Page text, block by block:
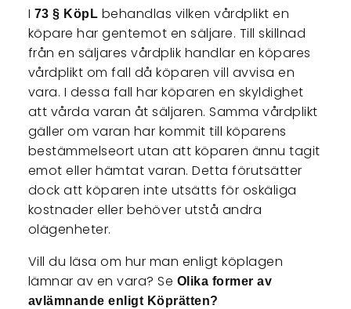
I 73 § KöpL behandlas vilken vårdplikt en
köpare har gentemot en säljare. Till skillnad
från en säljares vårdplik handlar en köpares
vårdplikt om fall då köparen vill avvisa en
vara. I dessa fall har köparen en skyldighet
att vårda varan åt säljaren. Samma vårdplikt
gäller om varan har kommit till köparens
bestämmelseort utan att köparen ännu tagit
emot eller hämtat varan. Detta förutsätter
dock att köparen inte utsätts för oskäliga
kostnader eller behöver utstå andra
olägenheter.
Vill du läsa om hur man enligt köplagen
lämnar av en vara? Se Olika former av
avlämnande enligt Köprätten?